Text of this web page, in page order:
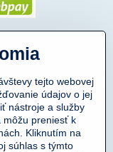
tejto webovej
údajov o jej
nástroje a služby
môžu preniesť k
Kliknutím na
súhlas s týmto